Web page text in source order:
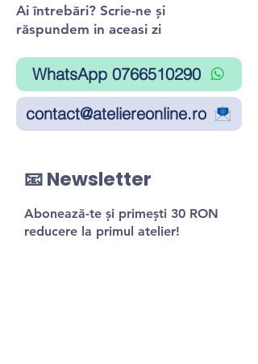
Ai întrebări? Scrie-ne și
răspundem in aceasi zi
WhatsApp 0766510290
contact@ateliereonline.ro
📧 Newsletter
Abonează-te și primești 30 RON
reducere la primul atelier!